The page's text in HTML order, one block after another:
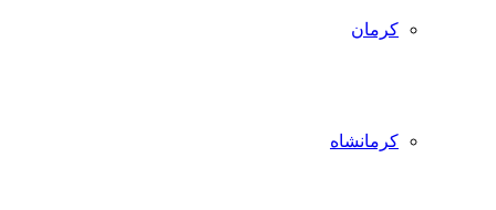
کرمان
کرمانشاه